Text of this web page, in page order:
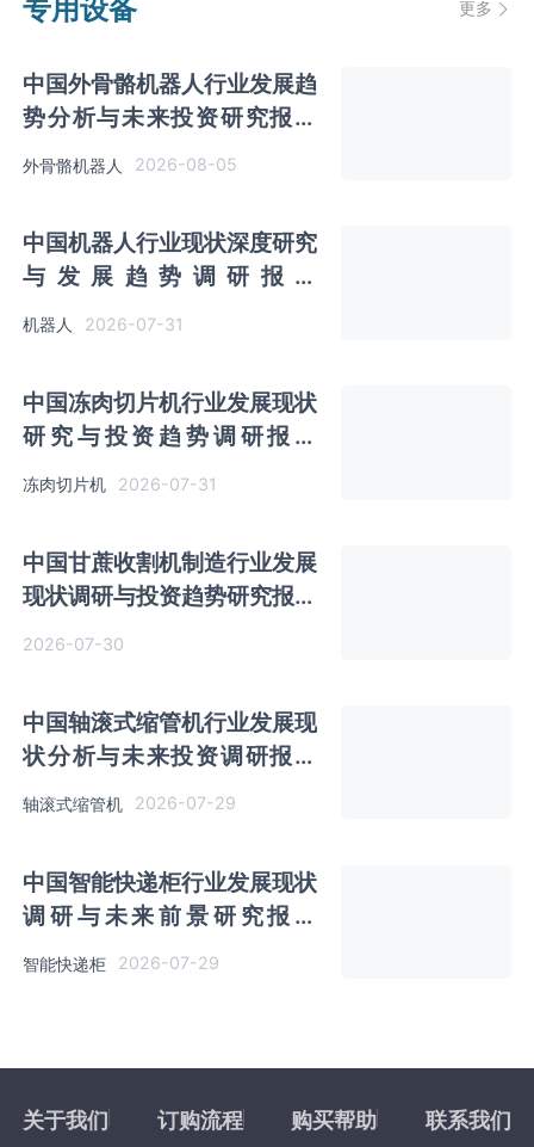
专用设备 更多
中国外骨骼机器人行业发展趋
势分析与未来投资研究报告
外骨骼机器人 2026-08-05
中国机器人行业现状深度研究
与发展趋势调研报告
（2026-2033年）
机器人 2026-07-31
中国冻肉切片机行业发展现状
研究与投资趋势调研报告
（2026-2033年）
冻肉切片机 2026-07-31
中国甘蔗收割机制造行业发展
现状调研与投资趋势研究报告
2026-07-30
中国轴滚式缩管机行业发展现
状分析与未来投资调研报告
轴滚式缩管机 2026-07-29
中国智能快递柜行业发展现状
调研与未来前景研究报告
智能快递柜 2026-07-29
关于我们 订购流程 购买帮助 联系我们